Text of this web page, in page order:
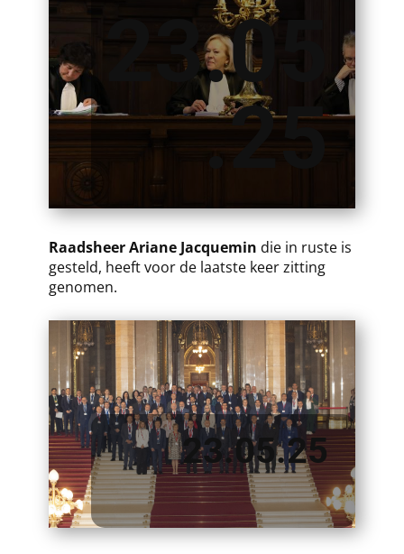
23.05
.25
​Raadsheer Ariane Jacquemin ​die in ruste is
gesteld, heeft voor de laatste keer zitting
genomen.
23.05.25